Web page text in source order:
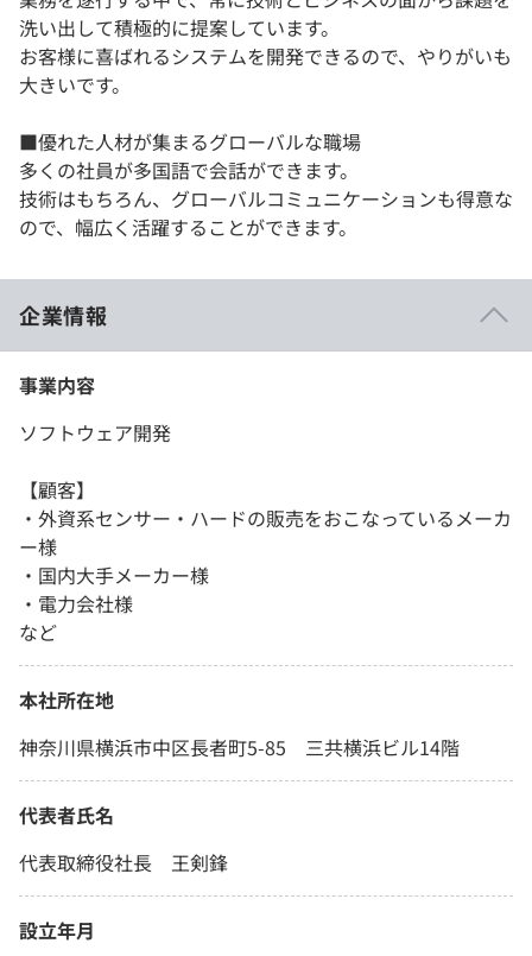
洗い出して積極的に提案しています。
お客様に喜ばれるシステムを開発できるので、やりがいも
大きいです。
​■優れた人材が集まる​グローバルな職場
多くの社員が多国語で会話ができます。
技術はもちろん、グローバルコミュニケーションも得意な
ので、幅広く活躍することができます。
企業情報
事業内容
ソフトウェア開発
【顧客】
・外資系センサー・ハードの販売をおこなっているメーカ
ー様
・国内大手メーカー様
・電力会社様
など
本社所在地
神奈川県横浜市中区長者町5-85 三共横浜ビル14階
代表者氏名
代表取締役社長 王剣鋒
設立年月